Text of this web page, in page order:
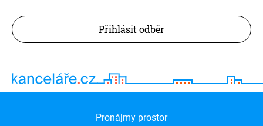
Přihlásit odběr
Pronájmy prostor